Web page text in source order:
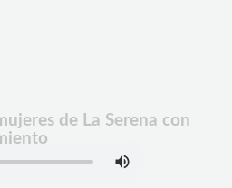
de La Serena con